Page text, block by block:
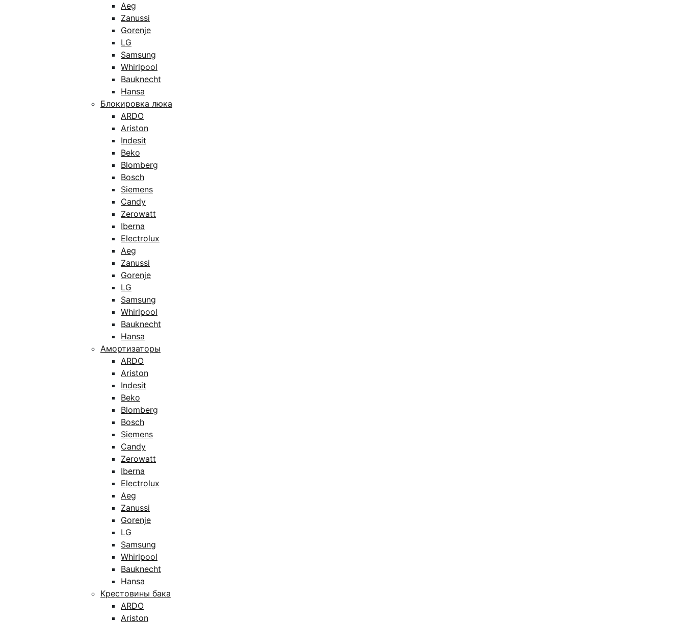
Aeg
Zanussi
Gorenje
LG
Samsung
Whirlpool
Bauknecht
Hansa
Блокировка люка
ARDO
Ariston
Indesit
Beko
Blomberg
Bosch
Siemens
Candy
Zerowatt
Iberna
Electrolux
Aeg
Zanussi
Gorenje
LG
Samsung
Whirlpool
Bauknecht
Hansa
Амортизаторы
ARDO
Ariston
Indesit
Beko
Blomberg
Bosch
Siemens
Candy
Zerowatt
Iberna
Electrolux
Aeg
Zanussi
Gorenje
LG
Samsung
Whirlpool
Bauknecht
Hansa
Крестовины бака
ARDO
Ariston